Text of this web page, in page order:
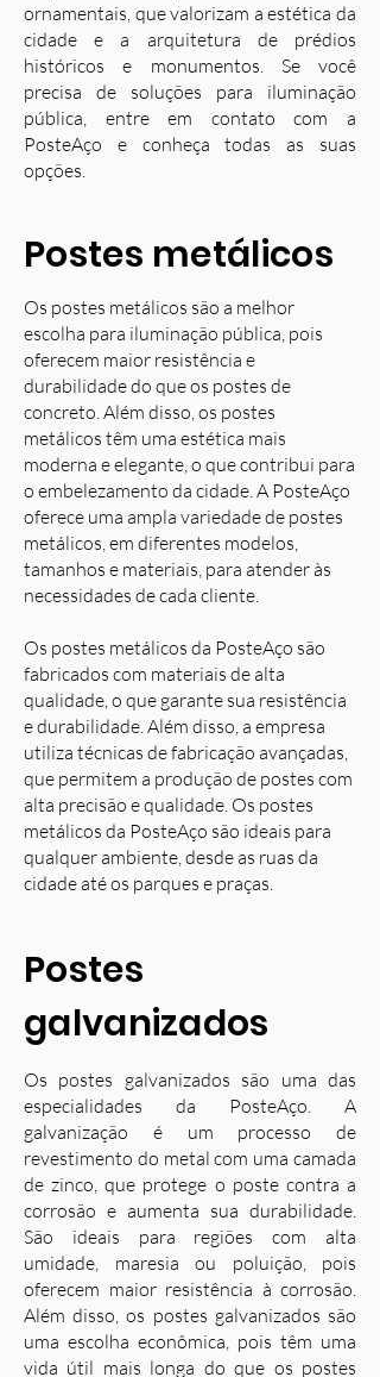
ornamentais, que valorizam a estética da
cidade e a arquitetura de prédios
históricos e monumentos. Se você
precisa de soluções para iluminação
pública, entre em contato com a
PosteAço e conheça todas as suas
opções.
Postes metálicos
Os postes metálicos são a melhor
escolha para iluminação pública, pois
oferecem maior resistência e
durabilidade do que os postes de
concreto. Além disso, os postes
metálicos têm uma estética mais
moderna e elegante, o que contribui para
o embelezamento da cidade. A PosteAço
oferece uma ampla variedade de postes
metálicos, em diferentes modelos,
tamanhos e materiais, para atender às
necessidades de cada cliente.
Os postes metálicos da PosteAço são
fabricados com materiais de alta
qualidade, o que garante sua resistência
e durabilidade. Além disso, a empresa
utiliza técnicas de fabricação avançadas,
que permitem a produção de postes com
alta precisão e qualidade. Os postes
metálicos da PosteAço são ideais para
qualquer ambiente, desde as ruas da
cidade até os parques e praças.
Postes
galvanizados
Os postes galvanizados são uma das
especialidades da PosteAço. A
galvanização é um processo de
revestimento do metal com uma camada
de zinco, que protege o poste contra a
corrosão e aumenta sua durabilidade.
São ideais para regiões com alta
umidade, maresia ou poluição, pois
oferecem maior resistência à corrosão.
Além disso, os postes galvanizados são
uma escolha econômica, pois têm uma
vida útil mais longa do que os postes